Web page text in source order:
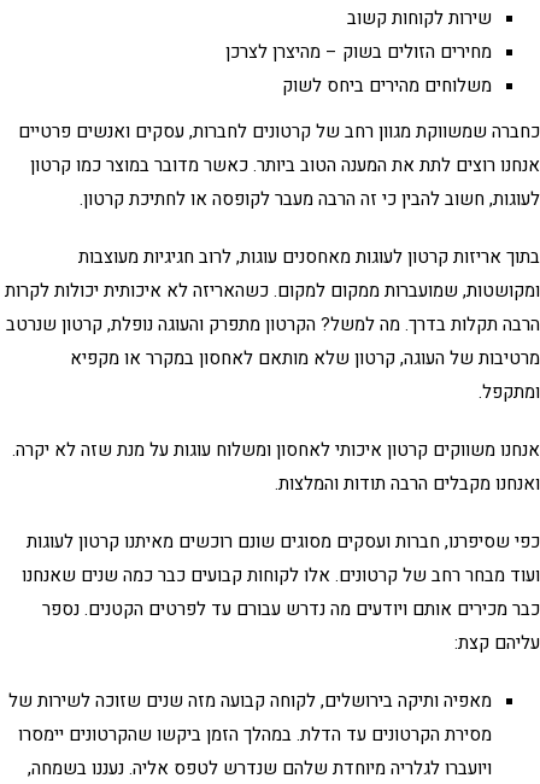
שירות לקוחות קשוב
מחירים הזולים בשוק – מהיצרן לצרכן
משלוחים מהירים ביחס לשוק
שמשווקת מגוון רחב של קרטונים לחברות, עסקים ואנשים פרטיים
רוצים לתת את המענה הטוב ביותר. כאשר מדובר במוצר כמוקרטון
, חשוב להבין כי זה הרבה מעבר לקופסה או לחתיכת קרטון.
אריזות קרטון לעוגותמאחסנים עוגות, לרוב חגיגיות מעוצבות
שמועברות ממקום למקום. כשהאריזה לא איכותית יכולות לקרות
תקלות בדרך. מה למשל? הקרטון מתפרק והעוגה נופלת, קרטון שנרטב
של העוגה, קרטון שלא מותאם לאחסון במקרר או מקפיא
משווקים קרטון איכותי לאחסון ומשלוח עוגות על מנת שזה לא יקרה.
מקבלים הרבה תודות והמלצות.
שסיפרנו, חברות ועסקים מסוגים שונם רוכשים מאיתנוקרטון לעוגות
מבחר רחב של קרטונים. אלו לקוחות קבועים כבר כמה שנים שאנחנו
מכירים אותם ויודעים מה נדרש עבורם עד לפרטים הקטנים. נספר
קצת:
מאפיה ותיקה בירושלים, לקוחה קבועה מזה שנים שזוכה לשירות של
מסירת הקרטונים עד הדלת. במהלך הזמן ביקשו שהקרטונים יימסרו
ויועברו לגלריה מיוחדת שלהם שנדרש לטפס אליה. נעננו בשמחה,